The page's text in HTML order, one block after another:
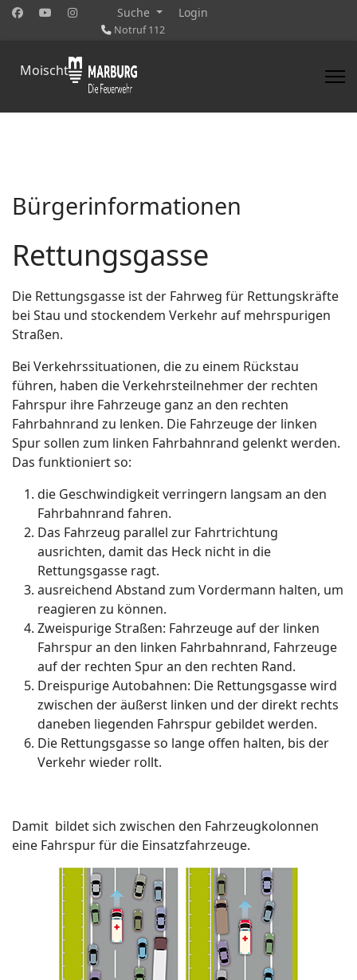
Suche Login
Notruf 112
Moischt
Bürgerinformationen
Rettungsgasse
Die Rettungsgasse ist der Fahrweg für Rettungskräfte
bei Stau und stockendem Verkehr auf mehrspurigen
Straßen.
Bei Verkehrssituationen, die zu einem Rückstau
führen, haben die Verkehrsteilnehmer der rechten
Fahrspur ihre Fahrzeuge ganz an den rechten
Fahrbahnrand zu lenken. Die Fahrzeuge der linken
Spur sollen zum linken Fahrbahnrand gelenkt werden.
Das funktioniert so:
die Geschwindigkeit verringern langsam an den
Fahrbahnrand fahren.
Das Fahrzeug parallel zur Fahrtrichtung
ausrichten, damit das Heck nicht in die
Rettungsgasse ragt.
ausreichend Abstand zum Vordermann halten, um
reagieren zu können.
Zweispurige Straßen: Fahrzeuge auf der linken
Fahrspur an den linken Fahrbahnrand, Fahrzeuge
auf der rechten Spur an den rechten Rand.
Dreispurige Autobahnen: Die Rettungsgasse wird
zwischen der äußerst linken und der direkt rechts
daneben liegenden Fahrspur gebildet werden.
Die Rettungsgasse so lange offen halten, bis der
Verkehr wieder rollt.
Damit bildet sich zwischen den Fahrzeugkolonnen
eine Fahrspur für die Einsatzfahrzeuge.